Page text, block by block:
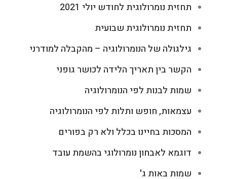
תחזית נומרולוגית לחודש יולי 2021
תחזית נומרולוגית שבועית
גילגולה של הנומרולוגיה – מהקבלה למודרני
הקשר בין תאריך הלידה לכושר גופני
שמות לבנות לפי הנומרולוגיה
עצמאות, חופש ותלות לפי הנומרולוגיה
המסכות בחיינו בכלל ולא רק בפורים
דוגמא לאבחון נומרולוגי בהשמת עובד
שמות באות ג'